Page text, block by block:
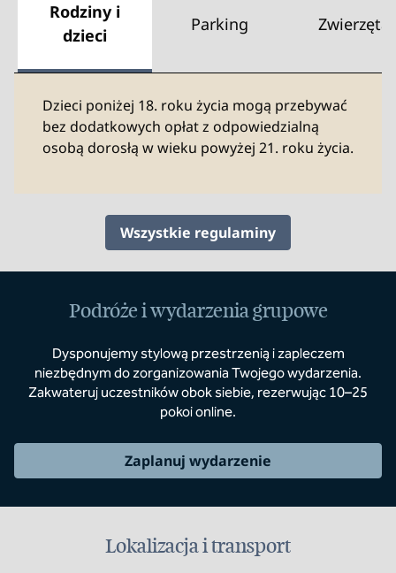
Rodziny i
dzieci
Parking Zwierzęta
Dzieci poniżej 18. roku życia mogą przebywać
bez dodatkowych opłat z odpowiedzialną
osobą dorosłą w wieku powyżej 21. roku życia.
Wszystkie regulaminy
Podróże i wydarzenia grupowe
Dysponujemy stylową przestrzenią i zapleczem
niezbędnym do zorganizowania Twojego wydarzenia.
Zakwateruj uczestników obok siebie, rezerwując 10–25
pokoi online.
Zaplanuj wydarzenie
Lokalizacja i transport